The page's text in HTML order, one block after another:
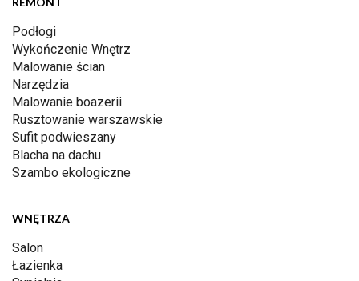
Podłogi
Wykończenie Wnętrz
Malowanie ścian
Narzędzia
Malowanie boazerii
Rusztowanie warszawskie
Sufit podwieszany
Blacha na dachu
Szambo ekologiczne
WNĘTRZA
Salon
Łazienka